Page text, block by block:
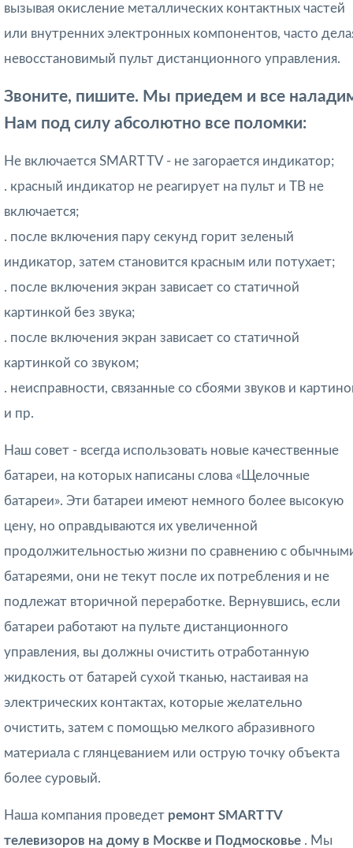
вызывая окисление металлических контактных частей
или внутренних электронных компонентов, часто
невосстановимый пульт дистанционного управления.
Звоните, пишите. Мы приедем и все
Нам под силу абсолютно все поломки:
Не включается SMART TV - не загорается индикатор;
. красный индикатор не реагирует на пульт и ТВ не
включается;
. после включения пару секунд горит зеленый
индикатор, затем становится красным или потухает;
. после включения экран зависает со статичной
картинкой без звука;
. после включения экран зависает со статичной
картинкой со звуком;
. неисправности, связанные со сбоями звуков и
и пр.
Наш совет - всегда использовать новые качественные
батареи, на которых написаны слова «Щелочные
батареи». Эти батареи имеют немного более высокую
цену, но оправдываются их увеличенной
продолжительностью жизни по сравнению с
батареями, они не текут после их потребления и не
подлежат вторичной переработке. Вернувшись, если
батареи работают на пульте дистанционного
управления, вы должны очистить отработанную
жидкость от батарей сухой тканью, настаивая на
электрических контактах, которые желательно
очистить, затем с помощью мелкого абразивного
материала с глянцеванием или острую точку объекта
более суровый.
Наша компания проведет ремонт SMART TV
телевизоров на дому в Москве и Подмосковье . Мы